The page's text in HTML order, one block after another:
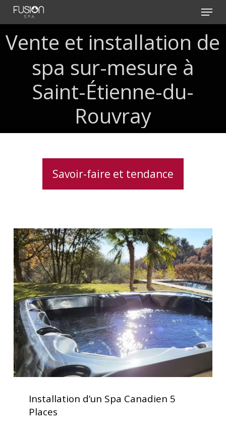
Skip
content
Menu
Vente et installation de
spa sur-mesure à
Saint-Étienne-du-
Rouvray
Savoir-faire et tendance
Installation
d’un
Spa
Canadien
5
Places
d’un
Canadien
Installation d’un Spa Canadien 5
Places